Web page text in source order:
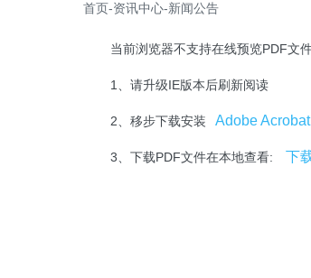
首页-资讯中心-新闻公告
当前浏览器不支持在线预览PDF文
1、请升级IE版本后刷新阅读
2、移步下载安装 Adobe
3、下载PDF文件在本地查看: 下